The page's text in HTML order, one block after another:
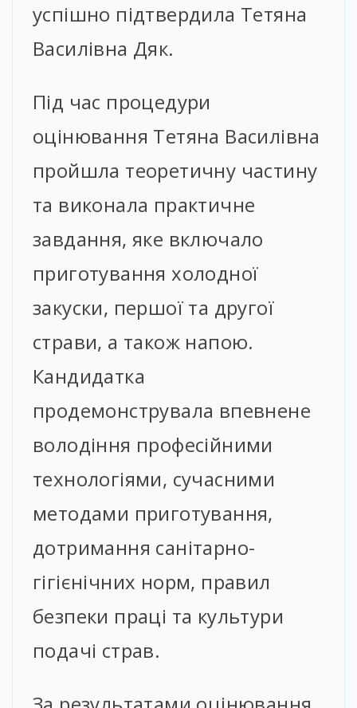
успішно підтвердила Тетяна
Василівна Дяк.
Під час процедури
оцінювання Тетяна Василівна
пройшла теоретичну частину
та виконала практичне
завдання, яке включало
приготування холодної
закуски, першої та другої
страви, а також напою.
Кандидатка
продемонструвала впевнене
володіння професійними
технологіями, сучасними
методами приготування,
дотримання санітарно-
гігієнічних норм, правил
безпеки праці та культури
подачі страв.